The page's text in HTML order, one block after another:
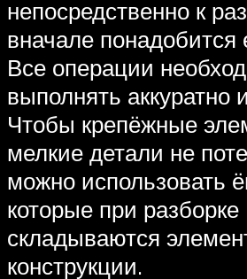
непосредственно к
вначале понадобится
Все операции
выполнять аккуратно
Чтобы крепёжные
мелкие детали не
можно использовать
которые при разборке
складываются
конструкции.